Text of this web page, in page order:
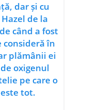
dar și cu
de la
când a fost
consideră în
plămânii ei
oxigenul
pe care o
tot.